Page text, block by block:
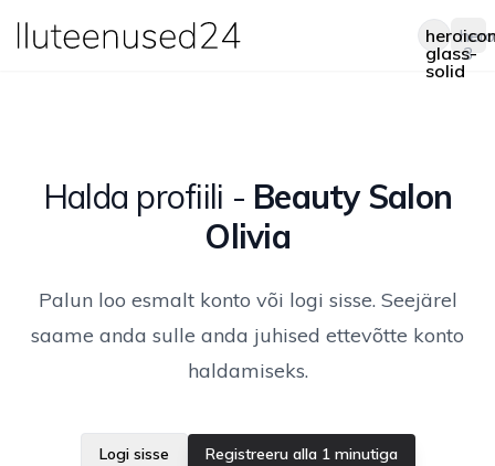
glass-
solid
3
Halda profiili - Beauty Salon
Olivia
Palun loo esmalt konto või logi sisse. Seejärel
saame anda sulle anda juhised ettevõtte konto
haldamiseks.
Logi sisse Registreeru alla 1 minutiga